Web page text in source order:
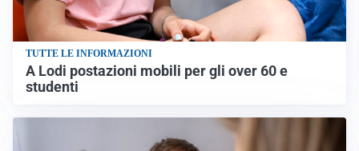
TUTTE LE INFORMAZIONI
A Lodi postazioni mobili per gli over 60 e
studenti